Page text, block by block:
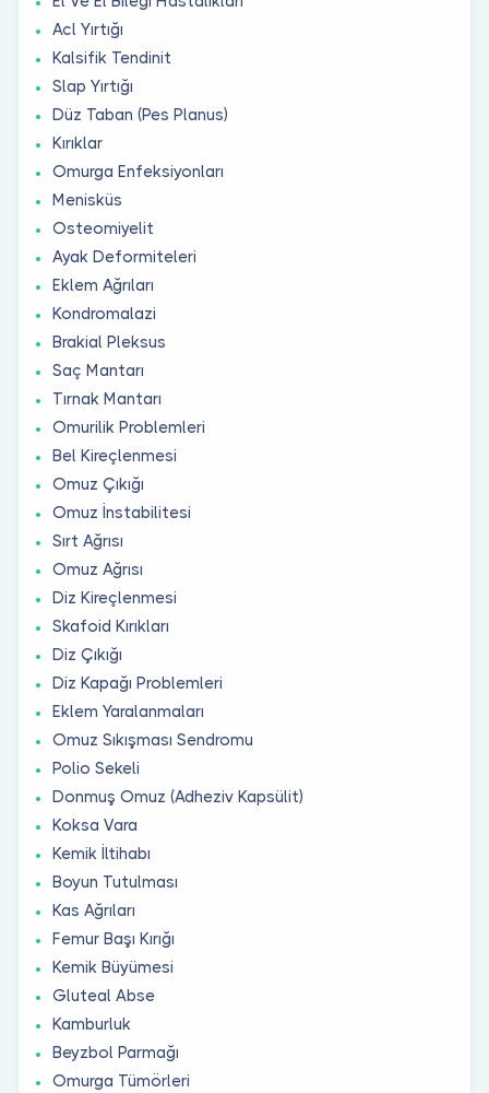
Acl Yırtığı
Kalsifik Tendinit
Slap Yırtığı
Düz Taban (Pes Planus)
Kırıklar
Omurga Enfeksiyonları
Menisküs
Osteomiyelit
Ayak Deformiteleri
Eklem Ağrıları
Kondromalazi
Brakial Pleksus
Saç Mantarı
Tırnak Mantarı
Omurilik Problemleri
Bel Kireçlenmesi
Omuz Çıkığı
Omuz İnstabilitesi
Sırt Ağrısı
Omuz Ağrısı
Diz Kireçlenmesi
Skafoid Kırıkları
Diz Çıkığı
Diz Kapağı Problemleri
Eklem Yaralanmaları
Omuz Sıkışması Sendromu
Polio Sekeli
Donmuş Omuz (Adheziv Kapsülit)
Koksa Vara
Kemik İltihabı
Boyun Tutulması
Kas Ağrıları
Femur Başı Kırığı
Kemik Büyümesi
Gluteal Abse
Kamburluk
Beyzbol Parmağı
Omurga Tümörleri